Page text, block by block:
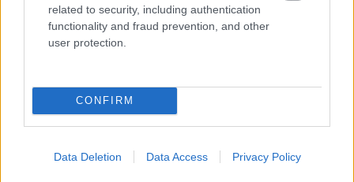
related to security, including authentication
functionality and fraud prevention, and other
user protection.
CONFIRM
Data Deletion Data Access Privacy Policy
tetőcserép